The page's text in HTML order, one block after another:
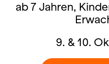
ab 7 Jahren,
9. & 10.